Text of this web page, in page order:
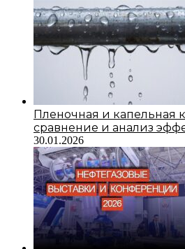
Пленочная и капельная
сравнение и анализ
30.01.2026